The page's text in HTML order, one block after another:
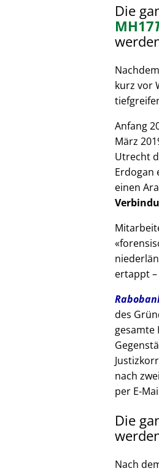
Die
MH17
kurz vor
Anfang
März
Utrecht
Erdogan
einen
ertappt –
des
nach
per E-
Die
Nach